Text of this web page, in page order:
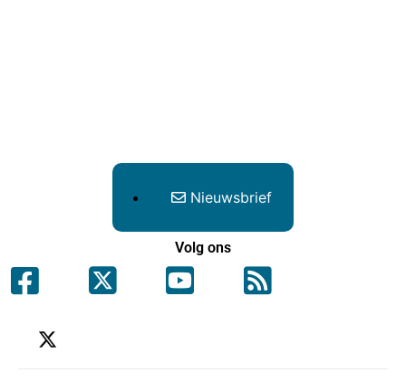
Nieuwsbrief
Volg ons